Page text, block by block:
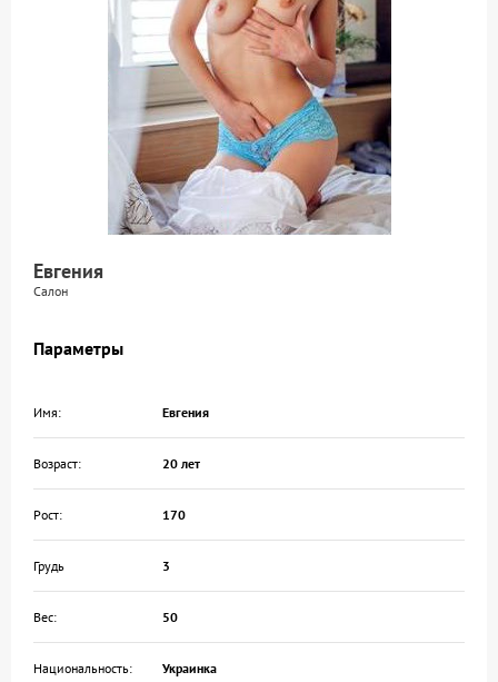
Евгения
Салон
Параметры
Имя: Евгения
Возраст: 20 лет
Рост: 170
Грудь 3
Вес: 50
Национальность: Украинка